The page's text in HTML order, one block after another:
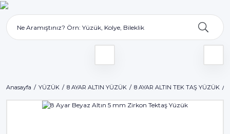
Anasayfa YÜZÜK 8 AYAR ALTIN YÜZÜK 8 AYAR ALTIN TEK TAŞ YÜZÜK